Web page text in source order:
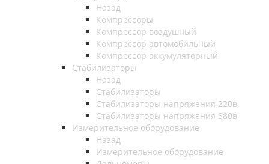
Назад
Компрессоры
Компрессор воздушный
Компрессор автомобильный
Компрессор аккумуляторный
Стабилизаторы
Назад
Стабилизаторы
Стабилизаторы напряжения 220в
Стабилизаторы напряжения 380в
Измерительное оборудование
Назад
Измерительное оборудование